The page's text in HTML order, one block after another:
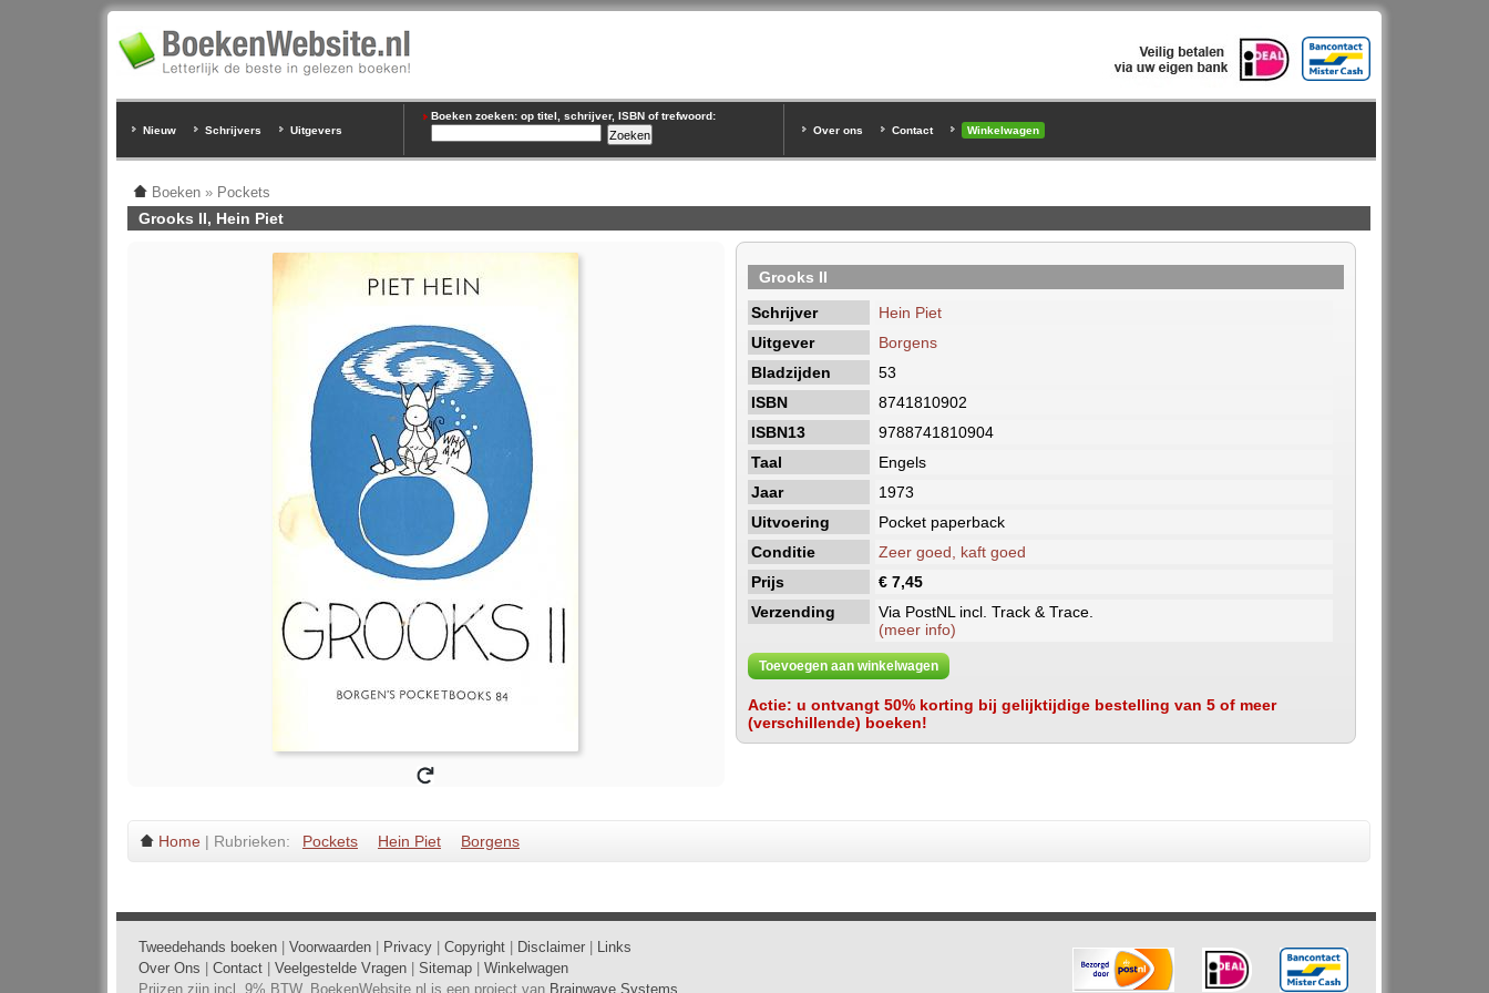
Nieuw Schrijvers Uitgevers
Boeken zoeken: op titel, schrijver, ISBN of trefwoord:
Over ons
Contact Winkelwagen
Boeken » Pockets
Grooks II, Hein Piet
Grooks II
Schrijver
Hein Piet
Uitgever
Borgens
Bladzijden
53
ISBN
8741810902
ISBN13
9788741810904
Taal
Engels
Jaar
1973
Uitvoering
Pocket paperback
Conditie
Zeer goed, kaft goed
Prijs
€ 7,45
Verzending
Via PostNL incl. Track & Trace.
(meer info)
Toevoegen aan winkelwagen
Actie: u ontvangt 50% korting bij gelijktijdige bestelling van 5 of meer
(verschillende) boeken!
Home | Rubrieken: Pockets Hein Piet Borgens
Tweedehands boeken Voorwaarden Privacy Copyright Disclaimer
Links
Over Ons
Contact Veelgestelde Vragen Sitemap
Winkelwagen
Prijzen zijn incl. 9% BTW. BoekenWebsite.nl is een project van Brainwave Systems